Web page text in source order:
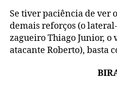
Se tiver paciência de ver
demais reforços (o
zagueiro Thiago Junior, o
atacante Roberto), basta